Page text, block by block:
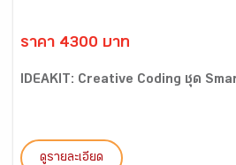
ราคา 4300 บาท
IDEAKIT: Creative Coding ชุด
ดูรายละเอียด